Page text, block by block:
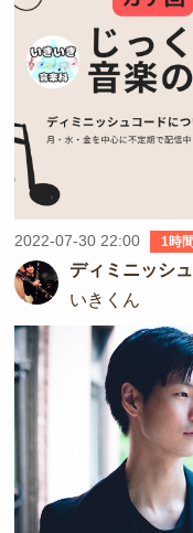
2022-07-30 22:00 1時
ディミニッシ
いきくん